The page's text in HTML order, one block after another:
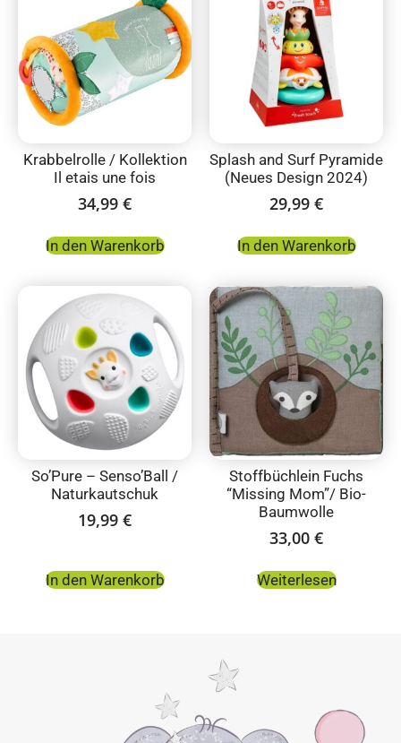
Krabbelrolle / Kollektion
Il etais une fois
34,99 €
In den Warenkorb
Splash and Surf Pyramide
(Neues Design 2024)
29,99 €
In den Warenkorb
So’Pure – Senso’Ball /
Naturkautschuk
19,99 €
In den Warenkorb
Stoffbüchlein Fuchs
“Missing Mom”/ Bio-
Baumwolle
33,00 €
Weiterlesen